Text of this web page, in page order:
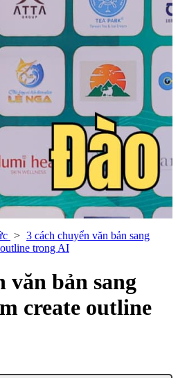
3 cách chuyển văn bản sang
trong AI
văn bản sang
create outline